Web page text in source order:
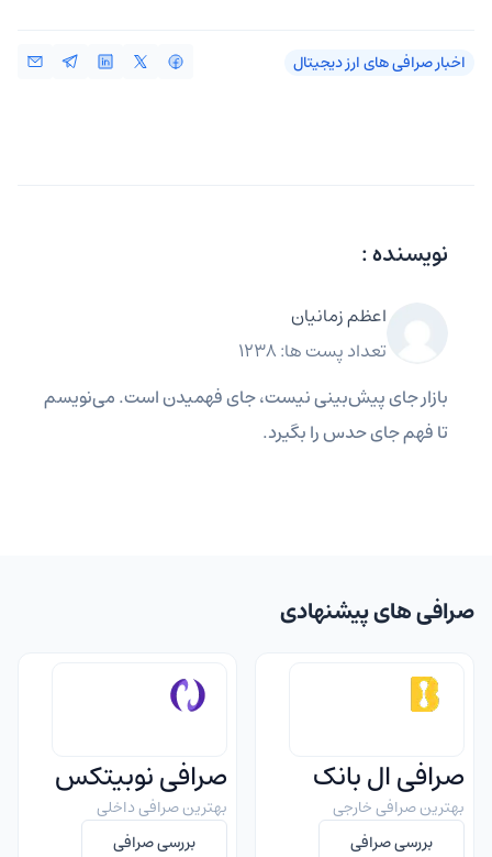
اخبار صرافی‌ های ارز دیجیتال
نویسنده :
اعظم زمانیان
تعداد پست ها: 1238
بازار جای پیش‌بینی نیست، جای فهمیدن است. می‌نویسم
تا فهم جای حدس را بگیرد.
صرافی های پیشنهادی
صرافی ال بانک
بهترین صرافی خارجی
بررسی صرافی
صرافی نوبیتکس
بهترین صرافی داخلی
بررسی صرافی